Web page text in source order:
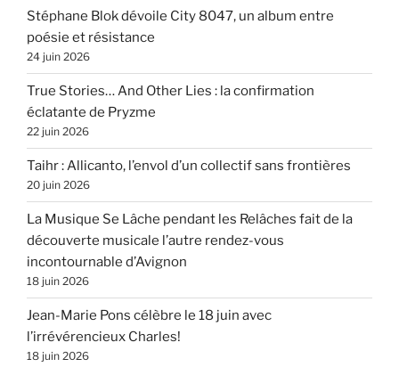
Stéphane Blok dévoile City 8047, un album entre
poésie et résistance
24 juin 2026
True Stories… And Other Lies : la confirmation
éclatante de Pryzme
22 juin 2026
Taihr : Allicanto, l’envol d’un collectif sans frontières
20 juin 2026
La Musique Se Lâche pendant les Relâches fait de la
découverte musicale l’autre rendez-vous
incontournable d’Avignon
18 juin 2026
Jean-Marie Pons célèbre le 18 juin avec
l’irrévérencieux Charles!
18 juin 2026